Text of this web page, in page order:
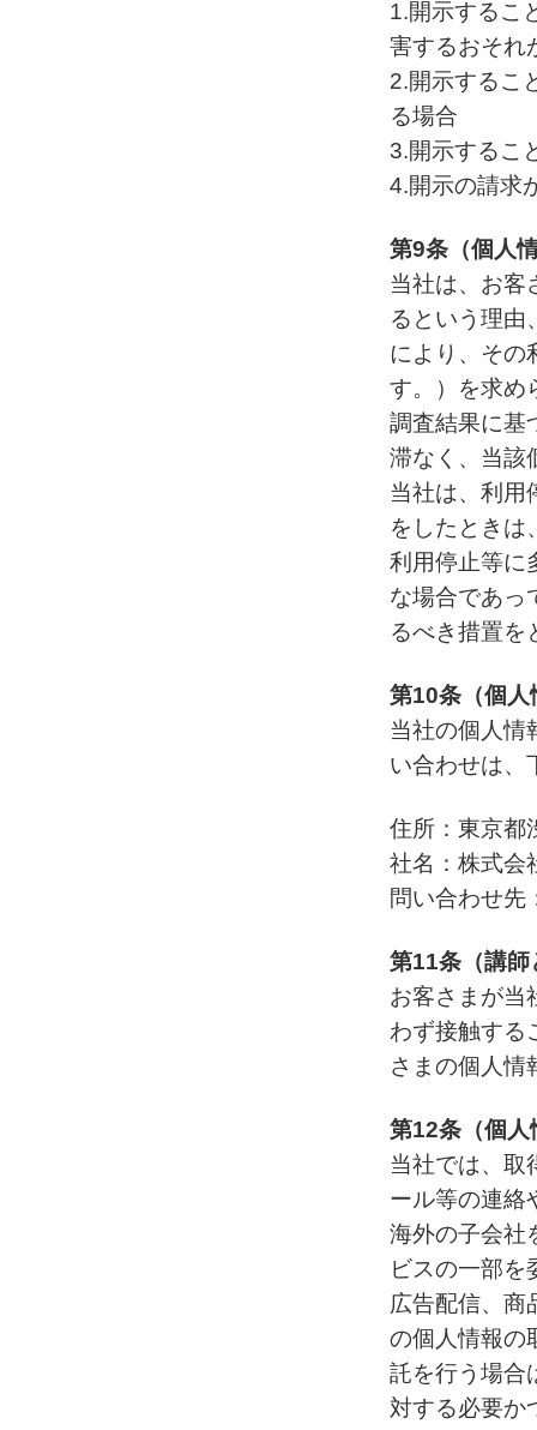
1.開示するこ
害するおそれ
2.開示するこ
る場合
3.開示するこ
4.開示の請求
第9条（個人
当社は、お客
るという理由
により、その
す。）を求め
調査結果に基
滞なく、当該
当社は、利用
をしたときは
利用停止等に
な場合であっ
るべき措置を
第10条（個人
当社の個人情
い合わせは、
住所：東京都
社名：株式会
問い合わせ先
第11条（講師
お客さまが当
わず接触する
さまの個人情
第12条（個人
当社では、取
ール等の連絡
海外の子会社
ビスの一部を
広告配信、商
の個人情報の
託を行う場合
対する必要か